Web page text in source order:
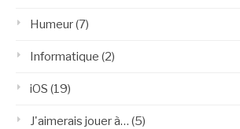
Humeur(7)
Informatique (2)
iOS (19)
J'aimerais jouer à… (5)